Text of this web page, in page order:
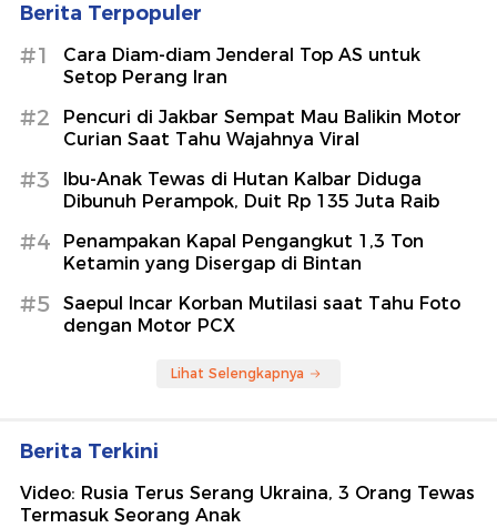
Berita Terpopuler
#1
Cara Diam-diam Jenderal Top AS untuk
Setop Perang Iran
#2
Pencuri di Jakbar Sempat Mau Balikin Motor
Curian Saat Tahu Wajahnya Viral
#3
Ibu-Anak Tewas di Hutan Kalbar Diduga
Dibunuh Perampok, Duit Rp 135 Juta Raib
#4
Penampakan Kapal Pengangkut 1,3 Ton
Ketamin yang Disergap di Bintan
#5
Saepul Incar Korban Mutilasi saat Tahu Foto
dengan Motor PCX
Lihat Selengkapnya
Berita Terkini
Video: Rusia Terus Serang Ukraina, 3 Orang Tewas
Termasuk Seorang Anak